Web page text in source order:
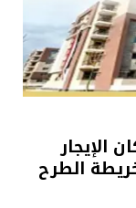
الإيجار
1500 جنيه وخريطة الطرح